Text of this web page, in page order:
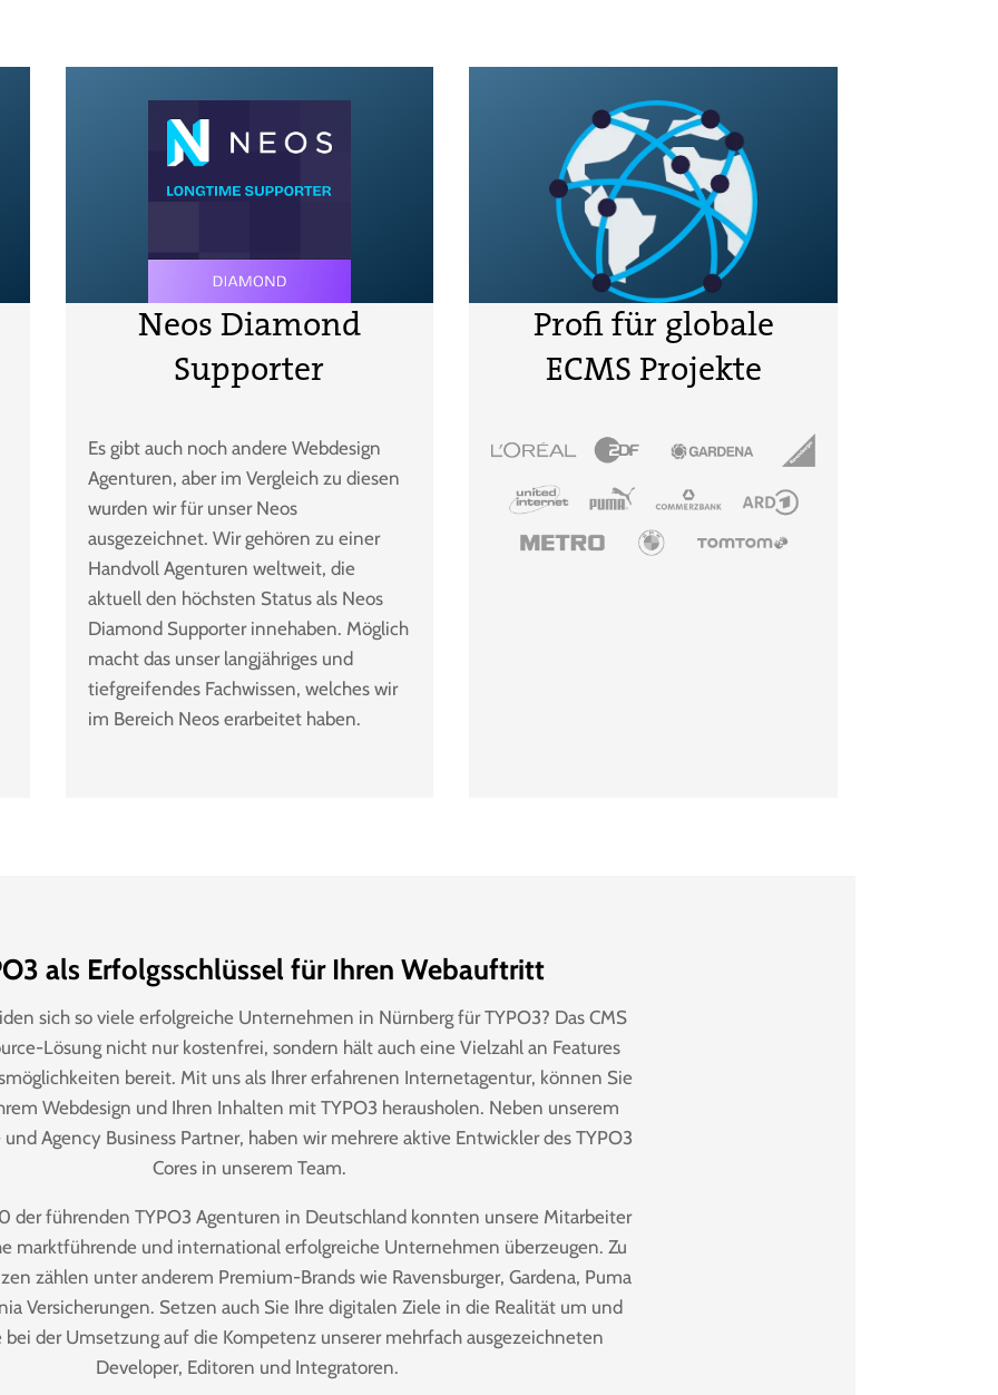
Neos Diamond
Supporter
Es gibt auch noch andere Webdesign
Agenturen, aber im Vergleich zu diesen
wurden wir für unser Neos
ausgezeichnet. Wir gehören zu einer
Handvoll Agenturen weltweit, die
aktuell den höchsten Status als Neos
Diamond Supporter innehaben. Möglich
macht das unser langjähriges und
tiefgreifendes Fachwissen, welches wir
im Bereich Neos erarbeitet haben.
Profi für globale
ECMS Projekte
als Erfolgsschlüssel für Ihren Webauftritt
sich so viele erfolgreiche Unternehmen in Nürnberg für TYPO3? Das CMS
Lösung nicht nur kostenfrei, sondern hält auch eine Vielzahl an Features
bereit. Mit uns als Ihrer erfahrenen Internetagentur, können Sie
Webdesign und Ihren Inhalten mit TYPO3 herausholen. Neben unserem
Agency Business Partner, haben wir mehrere aktive Entwickler des TYPO3
Cores in unserem Team.
der führenden TYPO3 Agenturen in Deutschland konnten unsere Mitarbeiter
marktführende und international erfolgreiche Unternehmen überzeugen. Zu
zählen unter anderem Premium-Brands wie Ravensburger, Gardena, Puma
Versicherungen. Setzen auch Sie Ihre digitalen Ziele in die Realität um und
bei der Umsetzung auf die Kompetenz unserer mehrfach ausgezeichneten
Developer, Editoren und Integratoren.